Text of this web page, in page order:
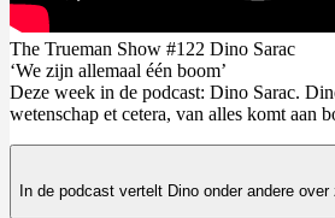
The Trueman Show #122 Dino Sarac
‘We zijn allemaal één boom’
Deze week in de podcast: Dino Sarac.
wetenschap et cetera, van alles komt aan
In de podcast vertelt Dino onder andere over